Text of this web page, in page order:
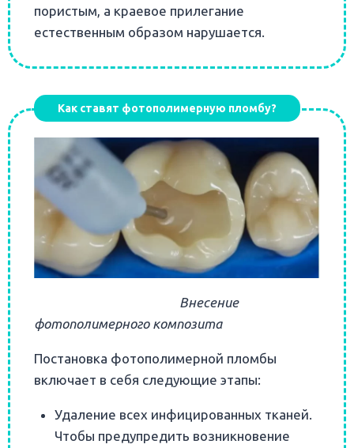
пористым, а краевое прилегание
естественным образом нарушается.
Как ставят фотополимерную пломбу?
Внесение
фотополимерного композита
Постановка фотополимерной пломбы
включает в себя следующие этапы:
Удаление всех инфицированных тканей.
Чтобы предупредить возникновение